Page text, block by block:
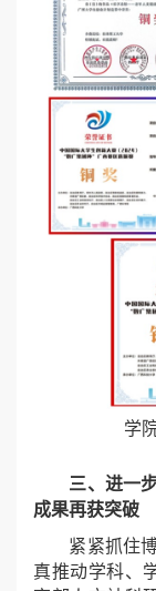
学
三、进一
成果再获突破
紧紧抓住博
真推动学科、